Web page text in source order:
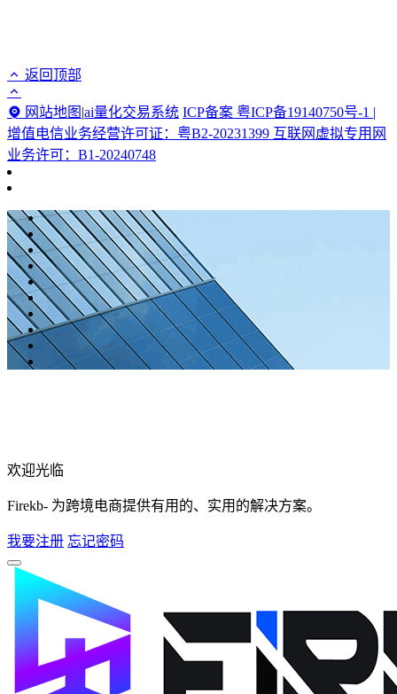
返回顶部
网站地图 |ai量化交易系统 ICP备案 粤ICP备19140750号-1 |
增值电信业务经营许可证：粤B2-20231399 互联网虚拟专用网
业务许可：B1-20240748
欢迎光临
Firekb- 为跨境电商提供有用的、实用的解决方案。
我要注册 忘记密码